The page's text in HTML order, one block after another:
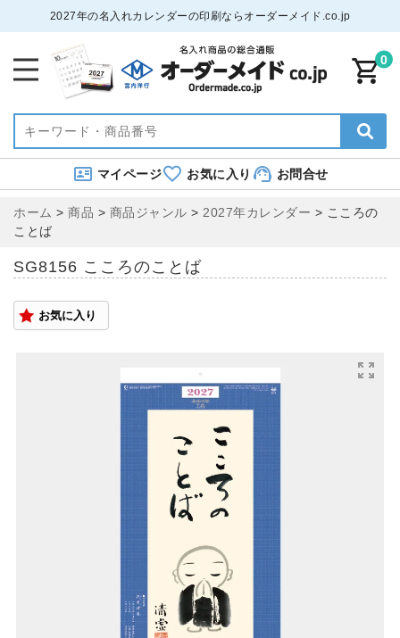
2027年の名入れカレンダーの印刷ならオーダーメイド.co.jp
0
マイページ お気に入り お問合せ
ホーム > 商品 > 商品ジャンル > 2027年カレンダー > こころの
ことば
SG8156 こころのことば
お気に入り